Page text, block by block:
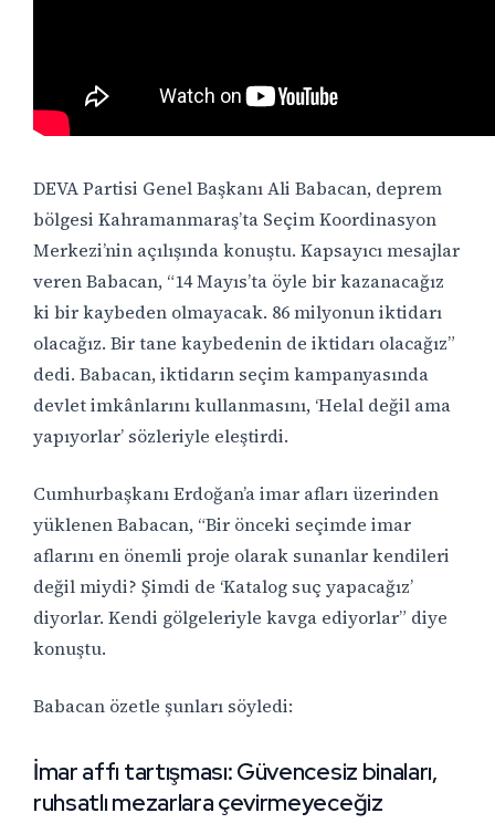
DEVA Partisi Genel Başkanı Ali Babacan, deprem
bölgesi Kahramanmaraş’ta Seçim Koordinasyon
Merkezi’nin açılışında konuştu. Kapsayıcı mesajlar
veren Babacan, “14 Mayıs’ta öyle bir kazanacağız
ki bir kaybeden olmayacak. 86 milyonun iktidarı
olacağız. Bir tane kaybedenin de iktidarı olacağız”
dedi. Babacan, iktidarın seçim kampanyasında
devlet imkânlarını kullanmasını, ‘Helal değil ama
yapıyorlar’ sözleriyle eleştirdi.
Cumhurbaşkanı Erdoğan’a imar afları üzerinden
yüklenen Babacan, “Bir önceki seçimde imar
aflarını en önemli proje olarak sunanlar kendileri
değil miydi? Şimdi de ‘Katalog suç yapacağız’
diyorlar. Kendi gölgeleriyle kavga ediyorlar” diye
konuştu.
Babacan özetle şunları söyledi:
İmar affı tartışması: Güvencesiz binaları,
ruhsatlı mezarlara çevirmeyeceğiz